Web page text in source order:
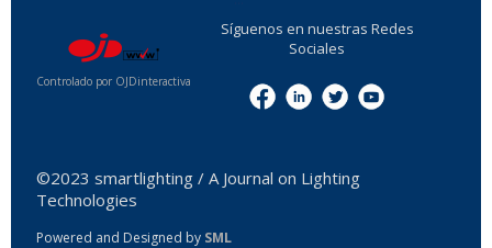
Controlado por OJDinteractiva
Síguenos en nuestras Redes
Sociales
©2023 smartlighting / A Journal on Lighting
Technologies
Powered and Designed by SML